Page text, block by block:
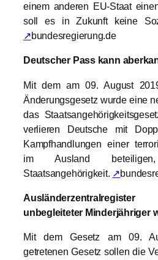
einem anderen EU-Staat
soll es in Zukunft keine
↗bundesregierung.de
Deutscher Pass kann
Mit dem am 09. August
Änderungsgesetz wurde eine
das
verlieren Deutsche mit
Kampfhandlungen einer
im Ausland
Staatsangehörigkeit. ↗
unbegleiteter Minderjähriger
Mit dem Gesetz am 09.
getretenen Gesetz sollen die